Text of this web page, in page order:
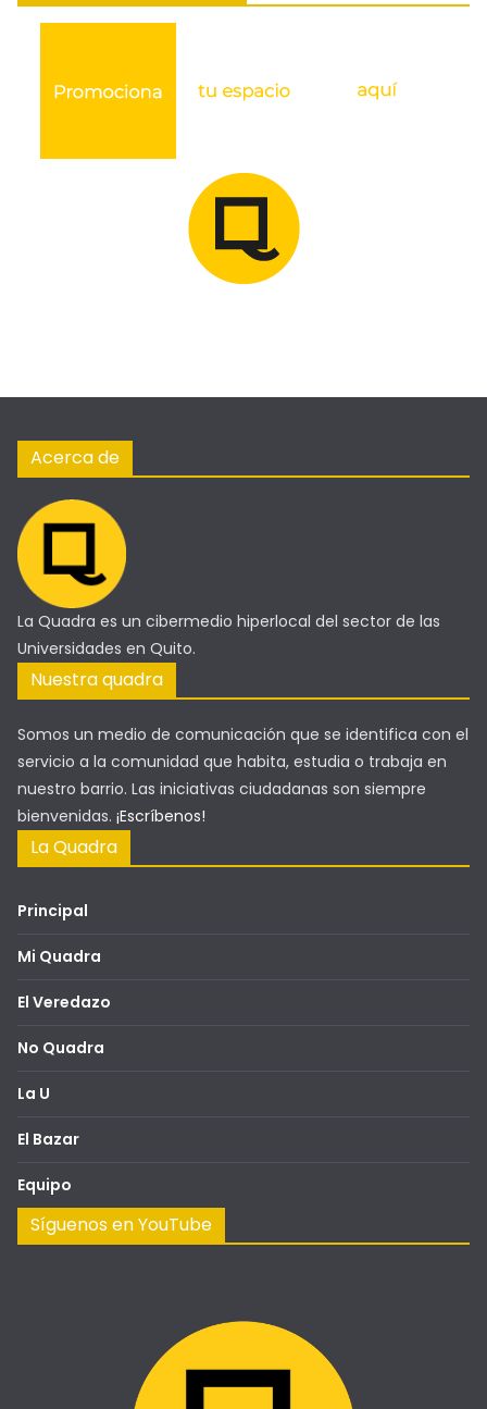
Acerca de
La Quadra es un cibermedio hiperlocal del sector de las
Universidades en Quito.
Nuestra quadra
Somos un medio de comunicación que se identifica con el
servicio a la comunidad que habita, estudia o trabaja en
nuestro barrio. Las iniciativas ciudadanas son siempre
bienvenidas. ¡Escríbenos!
La Quadra
Principal
Mi Quadra
El Veredazo
No Quadra
La U
El Bazar
Equipo
Síguenos en YouTube